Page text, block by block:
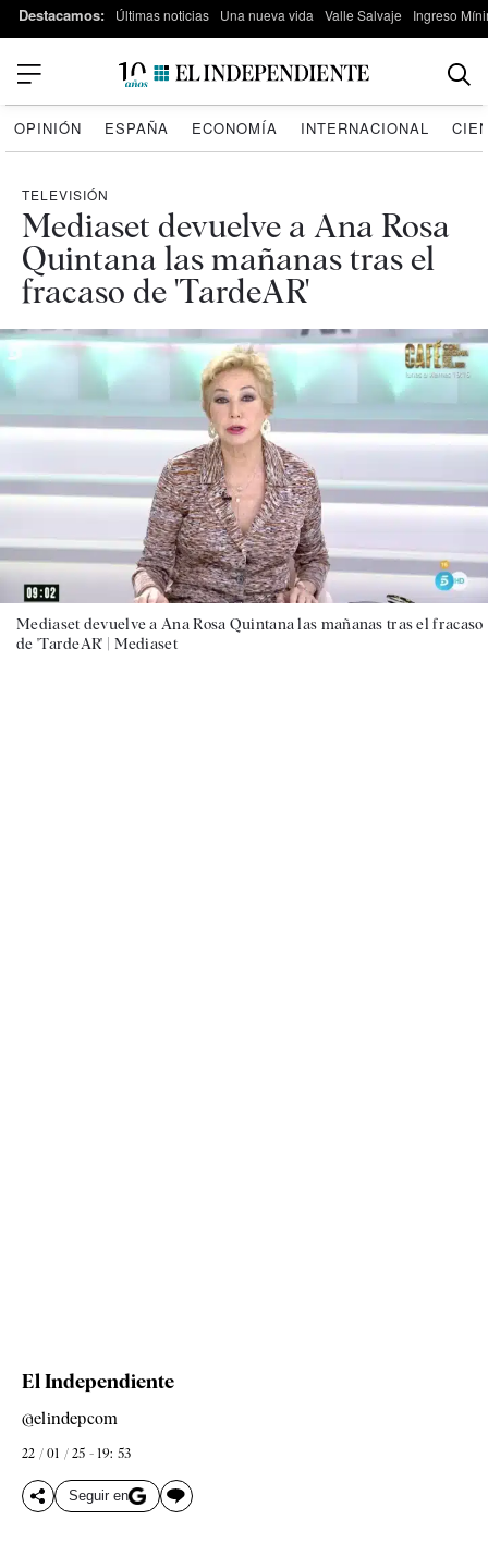
Destacamos: Últimas noticias Una nueva vida Valle Salvaje Ingreso
OPINIÓN ESPAÑA ECONOMÍA INTERNACIONAL
TELEVISIÓN
Mediaset devuelve a Ana Rosa
Quintana las mañanas tras el
fracaso de 'TardeAR'
Mediaset devuelve a Ana Rosa Quintana las mañanas tras el fracaso
de 'TardeAR' | Mediaset
El Independiente
@elindepcom
22 / 01 / 25 - 19: 53
Seguir en